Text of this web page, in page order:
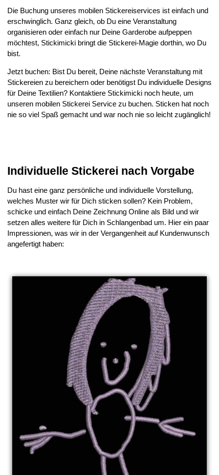
Die Buchung unseres mobilen Stickereiservices ist einfach und
erschwinglich. Ganz gleich, ob Du eine Veranstaltung
organisieren oder einfach nur Deine Garderobe aufpeppen
möchtest, Stickimicki bringt die Stickerei-Magie dorthin, wo Du
bist.
Jetzt buchen: Bist Du bereit, Deine nächste Veranstaltung mit
Stickereien zu bereichern oder benötigst Du individuelle Designs
für Deine Textilien? Kontaktiere Stickimicki noch heute, um
unseren mobilen Stickerei Service zu buchen. Sticken hat noch
nie so viel Spaß gemacht und war noch nie so leicht zugänglich!
Individuelle Stickerei nach Vorgabe
Du hast eine ganz persönliche und individuelle Vorstellung,
welches Muster wir für Dich sticken sollen? Kein Problem,
schicke und einfach Deine Zeichnung Online als Bild und wir
setzen alles weitere für Dich in Schlangenbad um. Hier ein paar
Impressionen, was wir in der Vergangenheit auf Kundenwunsch
angefertigt haben: